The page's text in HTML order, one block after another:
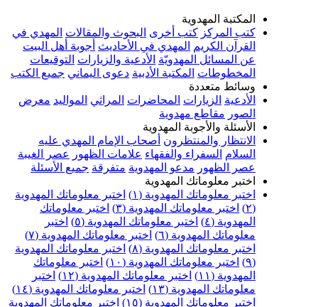
المكتبة المهدوية
كتب المركز كتب أخرى البحوث والمقالات المهدي في
القرآن الكريم
المهدي في الأحاديث أجوبة أهل البيت
عن المسائل المهدويّة الأدعية والزيارات التوقيعات
المخطوطات المكتبة الأدبية دعوى اليماني جميع الكتب
وسائط متعددة
الأدعية الزيارات المحاضرات المراثي المواليد معرض
الصور مقاطع مهدوية
الأسئلة والأجوبة المهدوية
الانتظار والمنتظرون أصحاب الإمام المهدي عليه
السلام السفراء والفقهاء علامات الظهور
عصر الغيبة
عصر الظهور مدعو المهدوية متفرقة جميع الأسئلة
اختبر معلوماتك المهدوية
اختبر معلوماتك المهدوية (١)
اختبر معلوماتك المهدوية
(٢)
اختبر معلوماتك المهدوية (٣)
اختبر معلوماتك
المهدوية (٤)
اختبر معلوماتك المهدوية (٥)
اختبر
معلوماتك المهدوية (٦)
اختبر معلوماتك المهدوية (٧)
اختبر معلوماتك المهدوية (٨)
اختبر معلوماتك المهدوية
(٩)
اختبر معلوماتك المهدوية (١٠)
اختبر معلوماتك
المهدوية (١١)
اختبر معلوماتك المهدوية (١٢)
اختبر
معلوماتك المهدوية (١٣)
اختبر معلوماتك المهدوية (١٤)
اختبر معلوماتك المهدوية (١٥)
اختبر معلوماتك المهدوية